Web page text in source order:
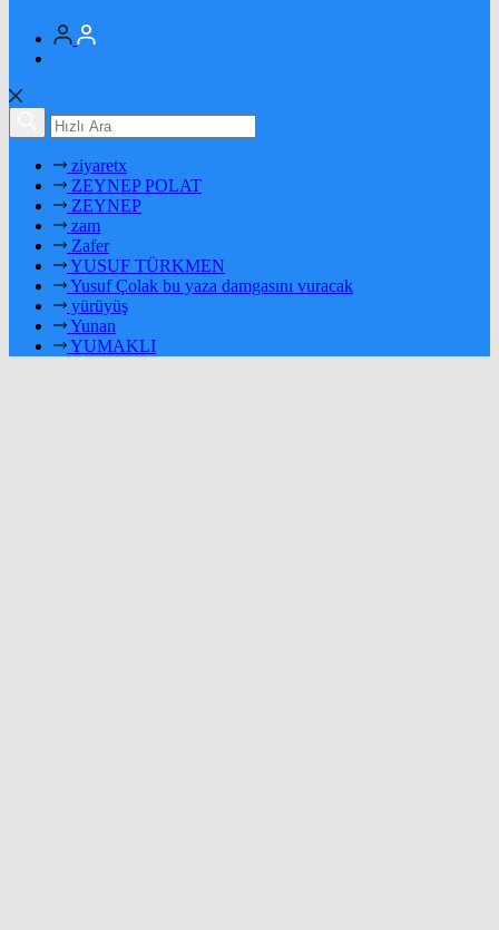
ziyaretx
ZEYNEP POLAT
ZEYNEP
zam
Zafer
YUSUF TÜRKMEN
Yusuf Çolak bu yaza damgasını vuracak
yürüyüş
Yunan
YUMAKLI